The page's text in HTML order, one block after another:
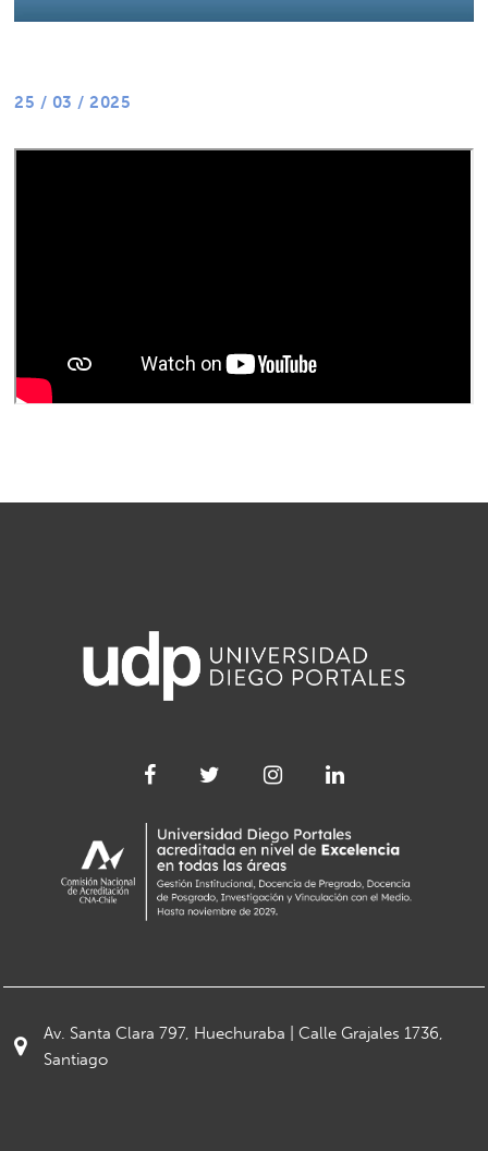
25 / 03 / 2025
Av. Santa Clara 797, Huechuraba | Calle Grajales 1736,
Santiago